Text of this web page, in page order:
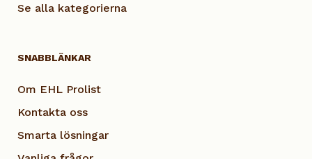
Se alla kategorierna
SNABBLÄNKAR
Om EHL Prolist
Kontakta oss
Smarta lösningar